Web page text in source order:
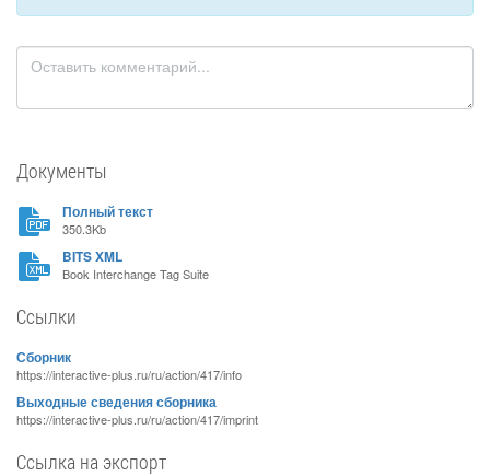
Документы
Полный текст
350.3Kb
BITS XML
Book Interchange Tag Suite
Ссылки
Сборник
https://interactive-plus.ru/ru/action/417/info
Выходные сведения сборника
https://interactive-plus.ru/ru/action/417/imprint
Ссылка на экспорт